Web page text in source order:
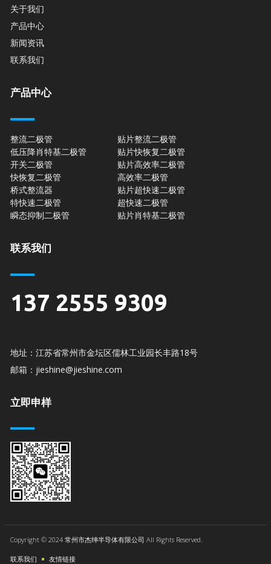
关于我们
产品中心
新闻资讯
联系我们
产品中心
整流二极管
低压降肖特基二极管
开关二极管
快恢复二极管
桥式整流器
特快速二极管
瞬态抑制二极管
贴片整流二极管
贴片快恢复二极管
贴片高效率二极管
高效率二极管
贴片超快速二极管
超快速二极管
贴片肖特基二极管
联系我们
137 2555 9309
地址：江苏省常州市金坛区儒林工业园长丰路18号
邮箱：jieshine@jieshine.com
立即申样
Copyright © 2024 常州市杰绅半导体有限公司 All Rights Reserved.
联系我们 友情链接